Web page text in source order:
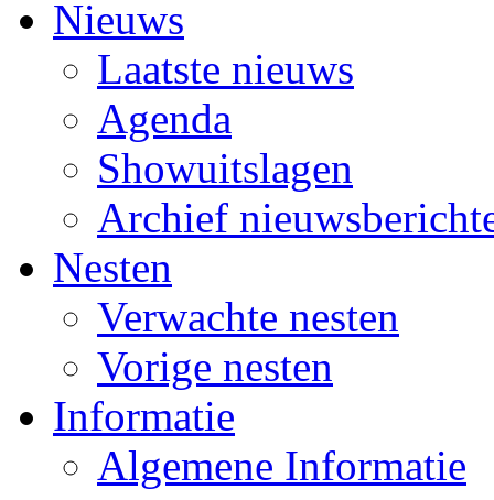
Nieuws
Laatste nieuws
Agenda
Showuitslagen
Archief
Nesten
Verwachte nesten
Vorige nesten
Informatie
Algemene Informatie